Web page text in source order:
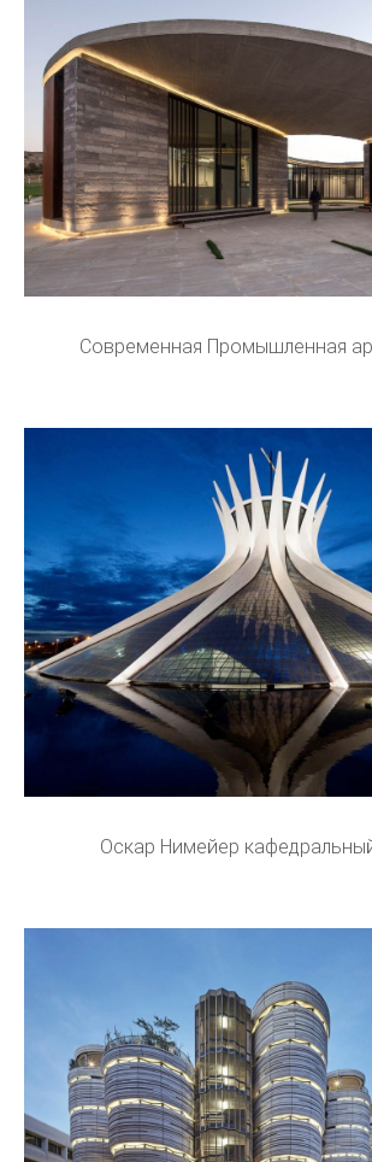
Современная Промышленная
Оскар Нимейер